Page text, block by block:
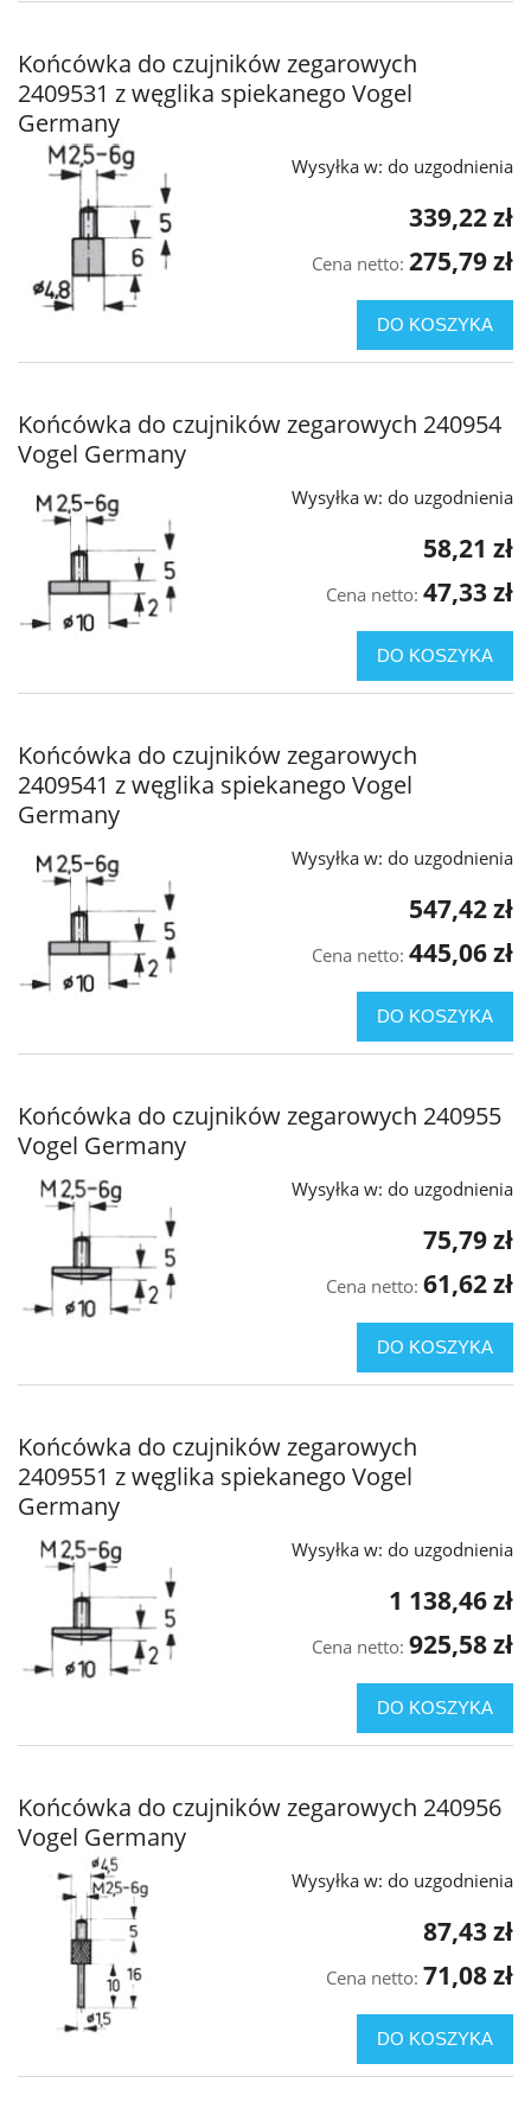
Końcówka do czujników zegarowych
2409531 z węglika spiekanego Vogel
Germany
Wysyłka w: do uzgodnienia
339,22 zł
Cena netto: 275,79 zł
DO KOSZYKA
Końcówka do czujników zegarowych 240954
Vogel Germany
Wysyłka w: do uzgodnienia
58,21 zł
Cena netto: 47,33 zł
DO KOSZYKA
Końcówka do czujników zegarowych
2409541 z węglika spiekanego Vogel
Germany
Wysyłka w: do uzgodnienia
547,42 zł
Cena netto: 445,06 zł
DO KOSZYKA
Końcówka do czujników zegarowych 240955
Vogel Germany
Wysyłka w: do uzgodnienia
75,79 zł
Cena netto: 61,62 zł
DO KOSZYKA
Końcówka do czujników zegarowych
2409551 z węglika spiekanego Vogel
Germany
Wysyłka w: do uzgodnienia
1 138,46 zł
Cena netto: 925,58 zł
DO KOSZYKA
Końcówka do czujników zegarowych 240956
Vogel Germany
Wysyłka w: do uzgodnienia
87,43 zł
Cena netto: 71,08 zł
DO KOSZYKA